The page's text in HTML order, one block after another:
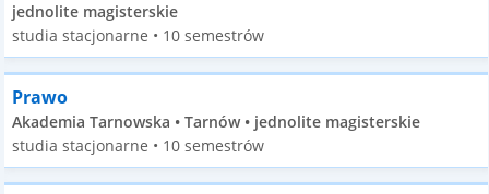
jednolite magisterskie
studia stacjonarne • 10 semestrów
Prawo
Akademia Tarnowska • Tarnów • jednolite magisterskie
studia stacjonarne • 10 semestrów